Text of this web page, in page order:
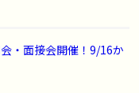
・面接会開催！9/16か